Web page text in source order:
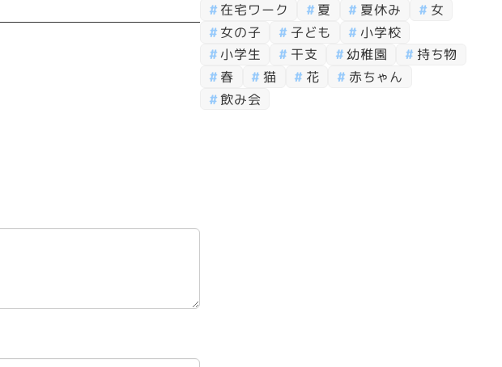
在宅ワーク
夏 夏休み
女
女の子
子ども
小学校
小学生
干支 幼稚園
持ち物
春
猫 花
赤ちゃん
飲み会